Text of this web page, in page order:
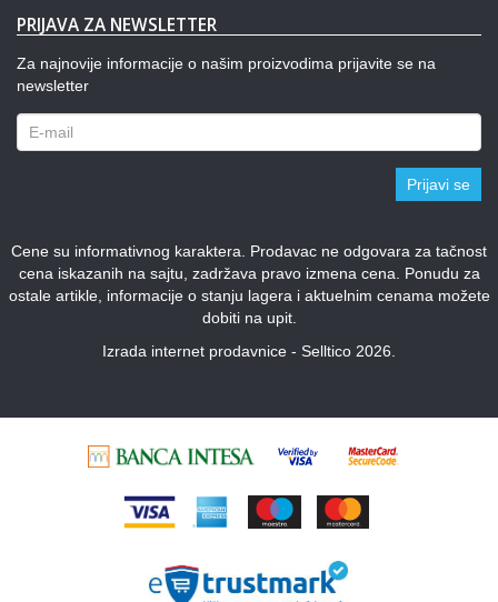
PRIJAVA ZA NEWSLETTER
Za najnovije informacije o našim proizvodima prijavite se na
newsletter
Prijavi se
Cene su informativnog karaktera. Prodavac ne odgovara za tačnost
cena iskazanih na sajtu, zadržava pravo izmena cena. Ponudu za
ostale artikle, informacije o stanju lagera i aktuelnim cenama možete
dobiti na upit.
Izrada internet prodavnice - Selltico 2026.